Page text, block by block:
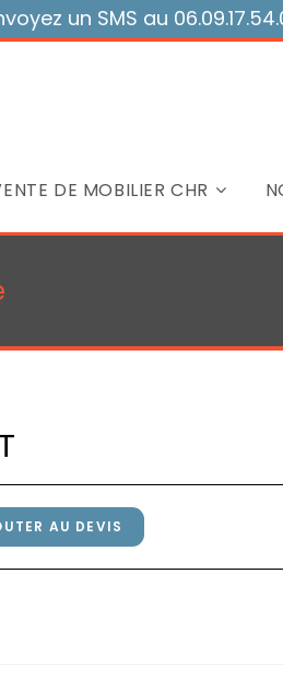
un SMS au
DE MOBILIER CHR
AU DEVIS